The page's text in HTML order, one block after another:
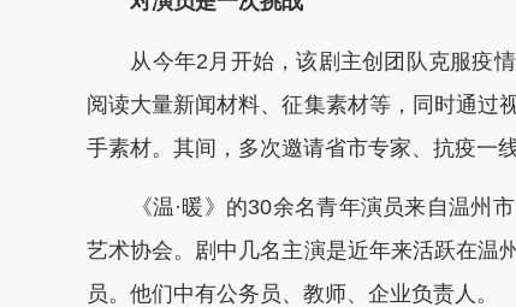
从今年2月开始，该剧主创团队克服疫情
阅读大量新闻材料、征集素材等，同时通过
手素材。其间，多次邀请省市专家、抗疫一
《温·暖》的30余名青年演员来自温州市
艺术协会。剧中几名主演是近年来活跃在温
员。他们中有公务员、教师、企业负责人。